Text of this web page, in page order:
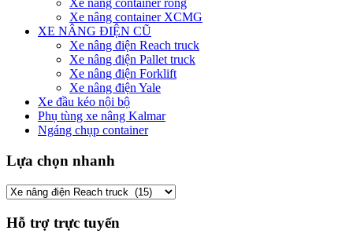
Xe nâng container rỗng
Xe nâng container XCMG
XE NÂNG ĐIỆN CŨ
Xe nâng điện Reach truck
Xe nâng điện Pallet truck
Xe nâng điện Forklift
Xe nâng điện Yale
Xe đầu kéo nội bộ
Phụ tùng xe nâng Kalmar
Ngáng chụp container
Lựa chọn nhanh
Hỗ trợ trực tuyến